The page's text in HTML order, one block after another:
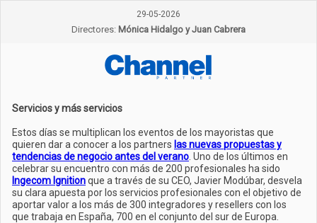
29-05-2026
Directores: Mónica Hidalgo y Juan Cabrera
Servicios y más servicios
Estos días se multiplican los eventos de los mayoristas que
quieren dar a conocer a los partners las nuevas propuestas y
tendencias de negocio antes del verano . Uno de los últimos en
celebrar su encuentro con más de 200 profesionales ha sido
Ingecom Ignitionque a través de su CEO, Javier Modúbar, desvela
su clara apuesta por los servicios profesionales con el objetivo de
aportar valor a los más de 300 integradores y resellers con los
que trabaja en España, 700 en el conjunto del sur de Europa.